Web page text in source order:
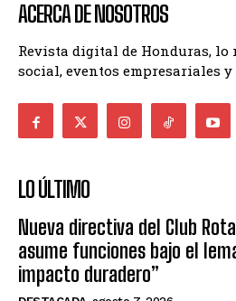
ACERCA DE NOSOTROS
Revista digital de Honduras, lo
social, eventos empresariales
LO ÚLTIMO
Nueva directiva del Club
asume funciones bajo el
impacto duradero”